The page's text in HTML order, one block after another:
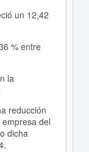
un 12,42
% entre
la
reducción
del
dicha